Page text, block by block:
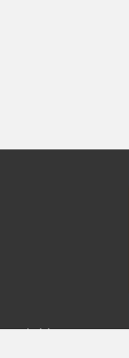
asiakkaat